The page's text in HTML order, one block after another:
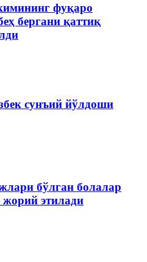
фуқаро
бергани қаттиқ
сунъий йўлдоши
бўлган болалар
этилади